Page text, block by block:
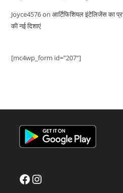
Joyce4576onआर्टिफिशियल इंटेलिजेंस का
की नई दिशाएं
[mc4wp_form id="207"]
FacebookInstagram